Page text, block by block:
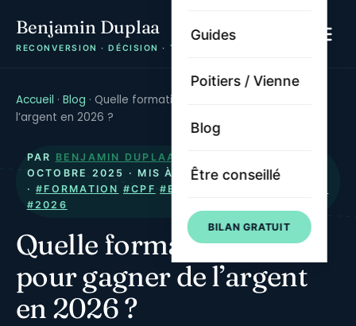
Benjamin Duplaa
RECONVERSION · DÉCISION · TRAJECTOIRE
Guides
Poitiers / Vienne
Blog
Être conseillé
BILAN GRATUIT
Accueil · Blog · Quelle formation CPF pour gagner de
l’argent en 2026 ?
PAR BENJAMIN DUPLAA
OCTOBRE 2025
· MIS À JOUR LE6 AOÛT 2026
·#FORMATION #CPF #EMPLOI
#2026
Quelle formation CPF
pour gagner de l’argent
en 2026 ?